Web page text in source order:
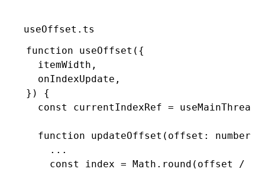
useOffset.ts
function useOffset ({
  itemWidth
,
  onIndexUpdate
,
}) {
  const
currentIndexRef =
  function
updateOffset (offset : number
    ...
    const
index = Math .round (offset /